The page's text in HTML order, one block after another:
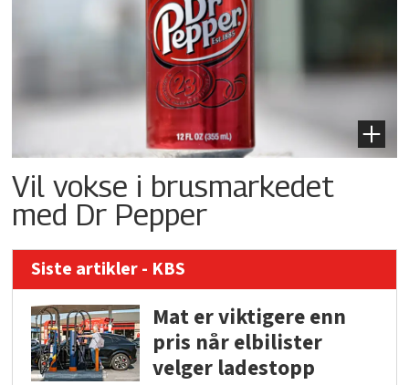
Vil vokse i brusmarkedet
med Dr Pepper
Siste artikler - KBS
Mat er viktigere enn
pris når elbilister
velger ladestopp